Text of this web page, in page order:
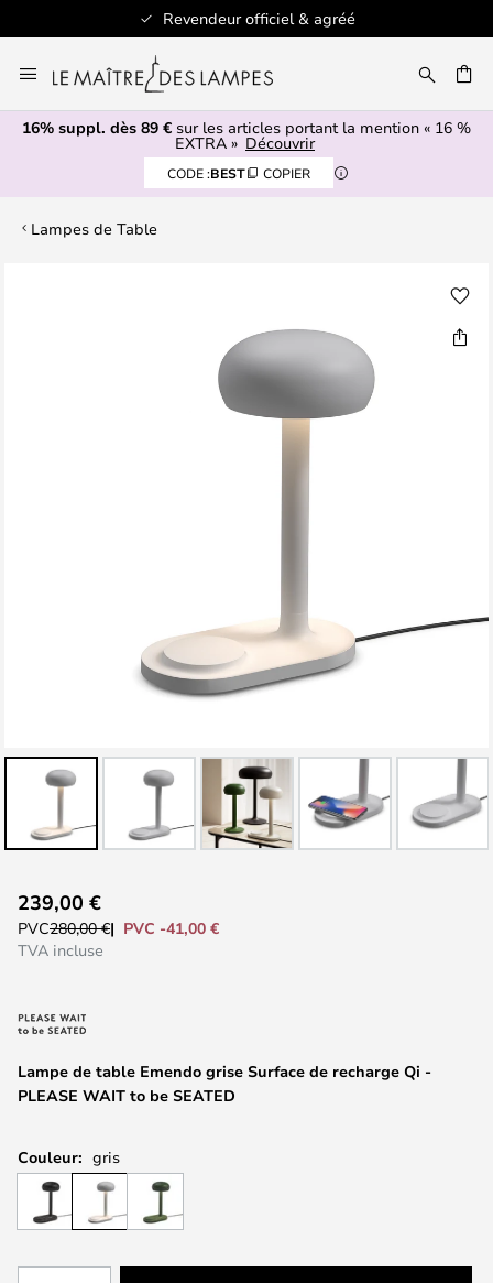
Revendeur officiel & agréé
au
contenu
16% suppl. dès 89 € sur les articles portant la mention « 16 %
EXTRA » Découvrir
CODE :BEST COPIER
Lampes de Table
to
the
the
gallery
Lampe de table Emendo grise Surface de recharge Qi -
PLEASE WAIT to be SEATED
239,00 €
PVC280,00 €
PVC -41,00 €
TVA incluse
Couleur: gris